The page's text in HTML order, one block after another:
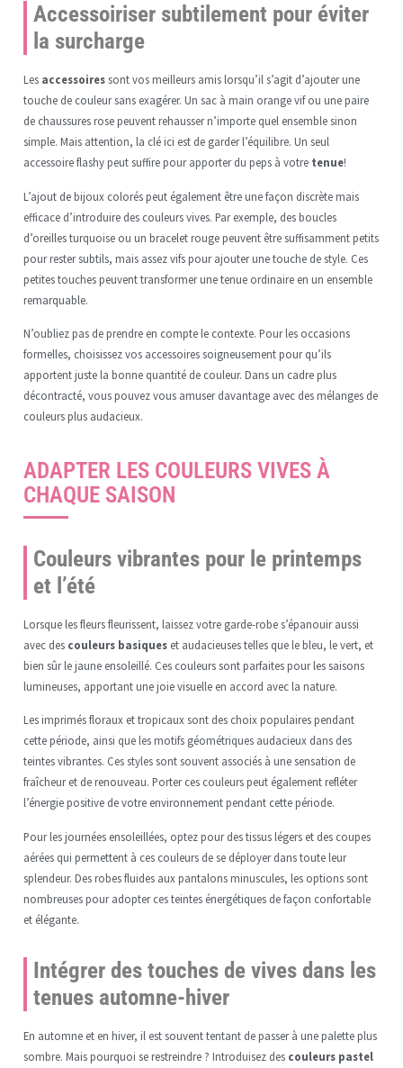
Accessoiriser subtilement pour éviter
la surcharge
Les accessoiressont vos meilleurs amis lorsqu’il s’agit d’ajouter une
touche de couleur sans exagérer. Un sac à main orange vif ou une paire
de chaussures rose peuvent rehausser n’importe quel ensemble sinon
simple. Mais attention, la clé ici est de garder l’équilibre. Un seul
accessoire flashy peut suffire pour apporter du peps à votre tenue!
L’ajout de bijoux colorés peut également être une façon discrète mais
efficace d’introduire des couleurs vives. Par exemple, des boucles
d’oreilles turquoise ou un bracelet rouge peuvent être suffisamment petits
pour rester subtils, mais assez vifs pour ajouter une touche de style. Ces
petites touches peuvent transformer une tenue ordinaire en un ensemble
remarquable.
N’oubliez pas de prendre en compte le contexte. Pour les occasions
formelles, choisissez vos accessoires soigneusement pour qu’ils
apportent juste la bonne quantité de couleur. Dans un cadre plus
décontracté, vous pouvez vous amuser davantage avec des mélanges de
couleurs plus audacieux.
ADAPTER LES COULEURS VIVES À
CHAQUE SAISON
Couleurs vibrantes pour le printemps
et l’été
Lorsque les fleurs fleurissent, laissez votre garde-robe s’épanouir aussi
avec des couleurs basiqueset audacieuses telles que le bleu, le vert, et
bien sûr le jaune ensoleillé. Ces couleurs sont parfaites pour les saisons
lumineuses, apportant une joie visuelle en accord avec la nature.
Les imprimés floraux et tropicaux sont des choix populaires pendant
cette période, ainsi que les motifs géométriques audacieux dans des
teintes vibrantes. Ces styles sont souvent associés à une sensation de
fraîcheur et de renouveau. Porter ces couleurs peut également refléter
l’énergie positive de votre environnement pendant cette période.
Pour les journées ensoleillées, optez pour des tissus légers et des coupes
aérées qui permettent à ces couleurs de se déployer dans toute leur
splendeur. Des robes fluides aux pantalons minuscules, les options sont
nombreuses pour adopter ces teintes énergétiques de façon confortable
et élégante.
Intégrer des touches de vives dans les
tenues automne-hiver
En automne et en hiver, il est souvent tentant de passer à une palette plus
sombre. Mais pourquoi se restreindre ? Introduisez des couleurs pastel